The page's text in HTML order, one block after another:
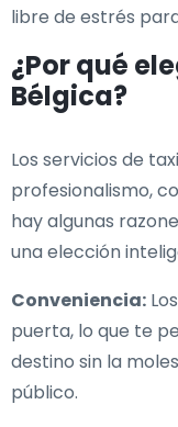
libre de estrés
¿Por qué
Bélgica?
Los servicios de
profesionalismo,
hay algunas
una elección
Conveniencia:
puerta, lo que te
destino sin la
público.